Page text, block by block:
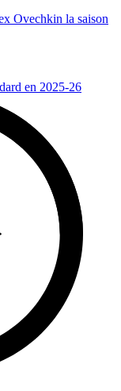
Ovechkin la saison